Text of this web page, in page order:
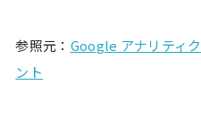
参照元： Google アナリティ
ント